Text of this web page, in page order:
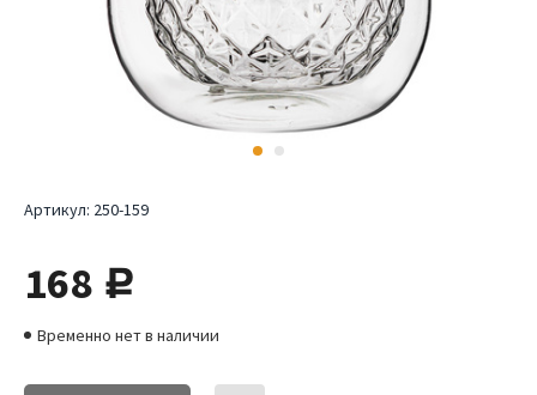
Артикул: 250-159
168 руб.
Временно нет в наличии